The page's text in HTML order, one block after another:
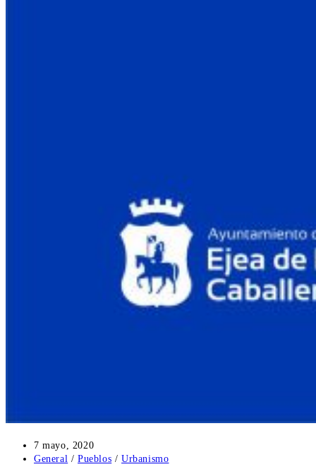
Publicación
de
7 mayo, 2020
Categoría
General / Pueblos / Urbanismo